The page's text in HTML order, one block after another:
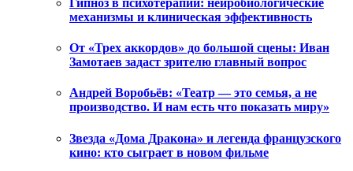
механизмы и клиническая эффективность
От «Трех аккордов» до большой сцены: Иван
Замотаев задаст зрителю главный вопрос
Андрей Воробьёв: «Театр — это семья, а не
производство. И нам есть что показать миру»
Звезда «Дома Дракона» и легенда французского
кино: кто сыграет в новом фильме